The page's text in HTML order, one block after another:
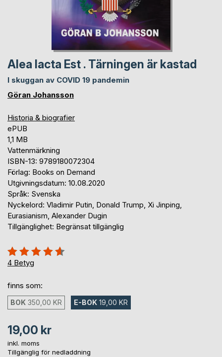
Alea Iacta Est . Tärningen är kastad
I skuggan av COVID 19 pandemin
Göran Johansson
Historia & biografier
ePUB
1,1 MB
Vattenmärkning
ISBN-13: 9789180072304
Förlag: Books on Demand
Utgivningsdatum: 10.08.2020
Språk: Svenska
Nyckelord: Vladimir Putin, Donald Trump, Xi Jinping,
Eurasianism, Alexander Dugin
Tillgänglighet: Begränsat tillgänglig
Betyg::
90%
4 Betyg
finns som:
BOK 350,00 KR E-BOK 19,00 KR
19,00 kr
inkl. moms
Tillgänglig för nedladdning